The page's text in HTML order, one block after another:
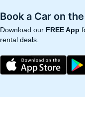
Book a Car on
Download our FREE App
rental deals.